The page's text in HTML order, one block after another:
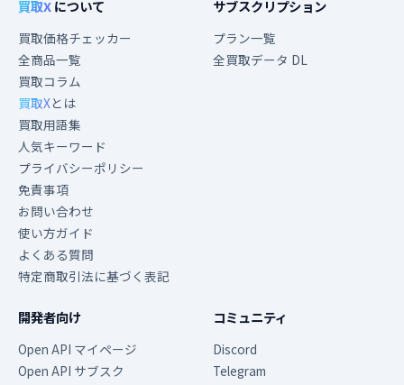
買取Xについて
買取価格チェッカー
全商品一覧
買取コラム
買取Xとは
買取用語集
人気キーワード
プライバシーポリシー
免責事項
お問い合わせ
使い方ガイド
よくある質問
特定商取引法に基づく表記
サブスクリプション
プラン一覧
全買取データ DL
開発者向け
Open API マイページ
Open API サブスク
コミュニティ
Discord
Telegram